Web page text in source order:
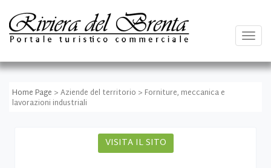
Home Page > Aziende del territorio > Forniture, meccanica e
lavorazioni industriali
VISITA IL SITO